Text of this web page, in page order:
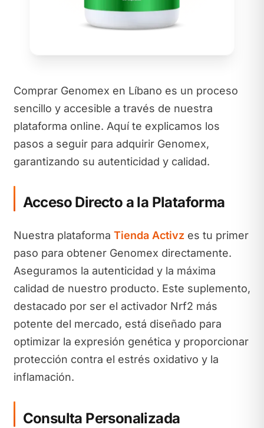
Comprar Genomex en Líbano es un proceso
sencillo y accesible a través de nuestra
plataforma online. Aquí te explicamos los
pasos a seguir para adquirir Genomex,
garantizando su autenticidad y calidad.
Acceso Directo a la Plataforma
Nuestra plataforma Tienda Activzes tu primer
paso para obtener Genomex directamente.
Aseguramos la autenticidad y la máxima
calidad de nuestro producto. Este suplemento,
destacado por ser el activador Nrf2 más
potente del mercado, está diseñado para
optimizar la expresión genética y proporcionar
protección contra el estrés oxidativo y la
inflamación.
Consulta Personalizada